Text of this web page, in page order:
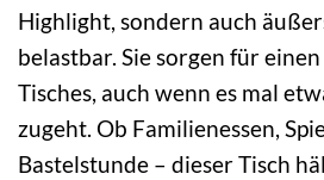
Highlight, sondern auch
belastbar. Sie sorgen für
Tisches, auch wenn es mal
zugeht. Ob Familienessen,
Bastelstunde – dieser Tisch